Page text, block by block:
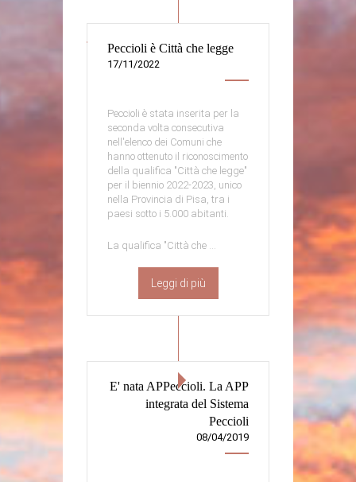
Peccioli è Città che legge
17/11/2022
Peccioli è stata inserita per la
seconda volta consecutiva
nell'elenco dei Comuni che
hanno ottenuto il riconoscimento
della qualifica "Città che legge"
per il biennio 2022-2023, unico
nella Provincia di Pisa, tra i
paesi sotto i 5.000 abitanti.
La qualifica "Città che ...
Leggi di più
E' nata APPeccioli. La APP
integrata del Sistema
Peccioli
08/04/2019